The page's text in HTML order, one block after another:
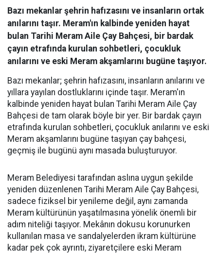
Bazı mekanlar şehrin hafızasını ve insanların ortak
anılarını taşır. Meram'ın kalbinde yeniden hayat
bulan Tarihi Meram Aile Çay Bahçesi, bir bardak
çayın etrafında kurulan sohbetleri, çocukluk
anılarını ve eski Meram akşamlarını bugüne taşıyor.
Bazı mekanlar; şehrin hafızasını, insanların anılarını ve
yıllara yayılan dostluklarını içinde taşır. Meram'ın
kalbinde yeniden hayat bulan Tarihi Meram Aile Çay
Bahçesi de tam olarak böyle bir yer. Bir bardak çayın
etrafında kurulan sohbetleri, çocukluk anılarını ve eski
Meram akşamlarını bugüne taşıyan çay bahçesi,
geçmiş ile bugünü aynı masada buluşturuyor.
Meram Belediyesi tarafından aslına uygun şekilde
yeniden düzenlenen Tarihi Meram Aile Çay Bahçesi,
sadece fiziksel bir yenileme değil, aynı zamanda
Meram kültürünün yaşatılmasına yönelik önemli bir
adım niteliği taşıyor. Mekânın dokusu korunurken
kullanılan masa ve sandalyelerden ikram kültürüne
kadar pek çok ayrıntı, ziyaretçilere eski Meram